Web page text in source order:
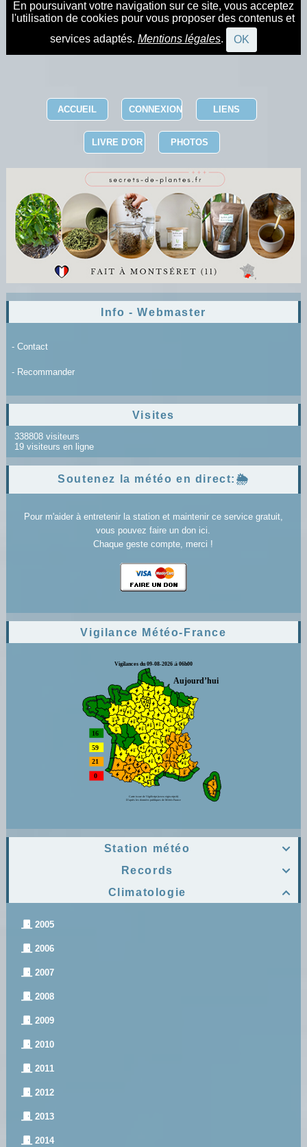
En poursuivant votre navigation sur ce site, vous acceptez
l'utilisation de cookies pour vous proposer des contenus et
services adaptés. Mentions légales. OK
ACCUEIL CONNEXION LIENS
LIVRE D'OR PHOTOS
Info - Webmaster
- Contact
- Recommander
Visites
338808 visiteurs
19 visiteurs en ligne
Soutenez la météo en direct:🌦️
Pour m'aider à entretenir la station et maintenir ce service gratuit,
vous pouvez faire un don ici.
Chaque geste compte, merci !
Vigilance Météo-France

Station météo

Records

Climatologie
2005
2006
2007
2008
2009
2010
2011
2012
2013
2014